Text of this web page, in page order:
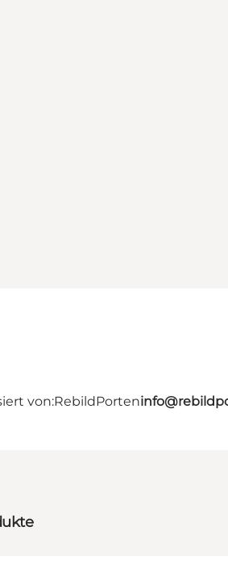
von:RebildPorten